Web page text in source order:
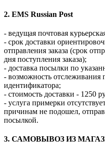
2. EMS Russian Post
- ведущая почтовая
- срок доставки
отправления заказа (срок
дня поступления заказа);
- доставка посылки по
- возможность
идентификатора;
- стоимость доставки - 1250
- услуга примерки
причинам не подошел,
посылкой.
3. САМОВЫВОЗ ИЗ